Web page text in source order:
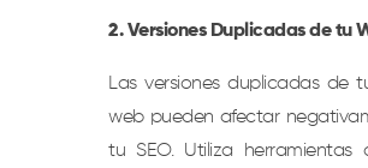
2. Versiones Duplicadas de tu
Las versiones duplicadas de
web pueden afectar
tu SEO. Utiliza herramientas